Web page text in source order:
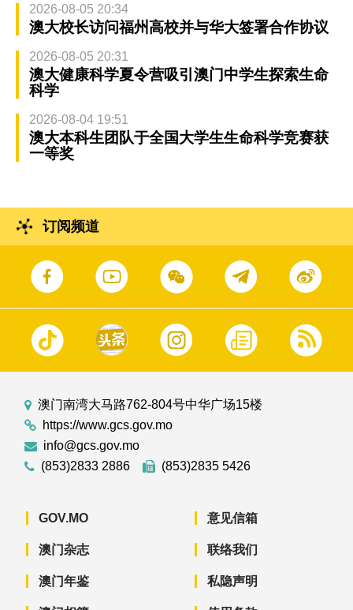
2026-08-05 20:34
澳大校长访问福州高校并与华大签署合作协议
2026-08-05 20:31
澳大健康科学夏令营吸引澳门中学生探索生命
科学
2026-08-04 19:51
澳大本科生团队于全国大学生生命科学竞赛获
一等奖
订阅频道
澳门南湾大马路762-804号中华广场15楼
https://www.gcs.gov.mo
info@gcs.gov.mo
(853)2833 2886
(853)2835 5426
GOV.MO
澳门杂志
澳门年鉴
意见信箱
联络我们
私隐声明